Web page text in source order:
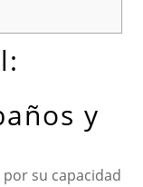
y
su capacidad